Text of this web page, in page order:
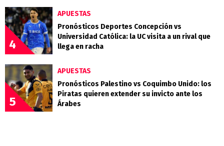
4
APUESTAS
Pronósticos Deportes Concepción vs
Universidad Católica: la UC visita a un rival que
llega en racha
5
APUESTAS
Pronósticos Palestino vs Coquimbo Unido: los
Piratas quieren extender su invicto ante los
Árabes